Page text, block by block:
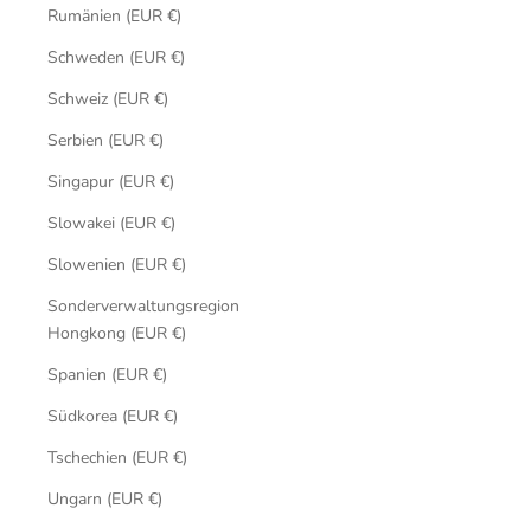
Rumänien (EUR €)
Schweden (EUR €)
Schweiz (EUR €)
Serbien (EUR €)
Singapur (EUR €)
Slowakei (EUR €)
Slowenien (EUR €)
Sonderverwaltungsregion
Hongkong (EUR €)
Spanien (EUR €)
Südkorea (EUR €)
Tschechien (EUR €)
Ungarn (EUR €)